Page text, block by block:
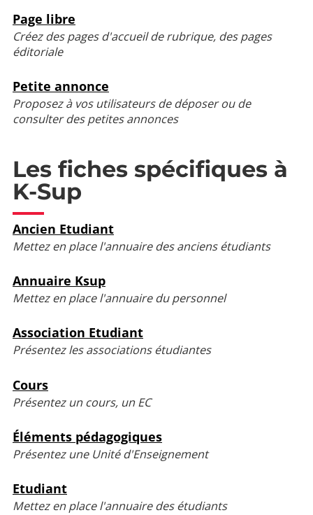
Page libre
Créez des pages d'accueil de rubrique, des pages
éditoriale
Petite annonce
Proposez à vos utilisateurs de déposer ou de
consulter des petites annonces
Les fiches spécifiques à
K-Sup
Ancien Etudiant
Mettez en place l'annuaire des anciens étudiants
Annuaire Ksup
Mettez en place l'annuaire du personnel
Association Etudiant
Présentez les associations étudiantes
Cours
Présentez un cours, un EC
Éléments pédagogiques
Présentez une Unité d'Enseignement
Etudiant
Mettez en place l'annuaire des étudiants